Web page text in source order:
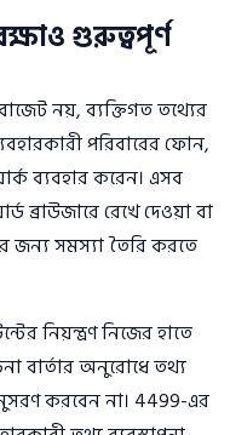
গুরুত্বপূর্ণ
নয়, ব্যক্তিগত তথ্যের
পরিবারের ফোন,
ব্যবহার করেন। এসব
ব্রাউজারে রেখে দেওয়া বা
জন্য সমস্যা তৈরি করতে
নিয়ন্ত্রণ নিজের হাতে
বার্তার অনুরোধে তথ্য
করবেন না। 4499-এর